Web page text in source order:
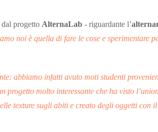
progetto AlternaLab - riguardante l’
noi è quella di fare le cose e sperimentare
abbiamo infatti avuto moti studenti
progetto molto interessante che ha visto
texture sugli abiti e creato degli oggetti con